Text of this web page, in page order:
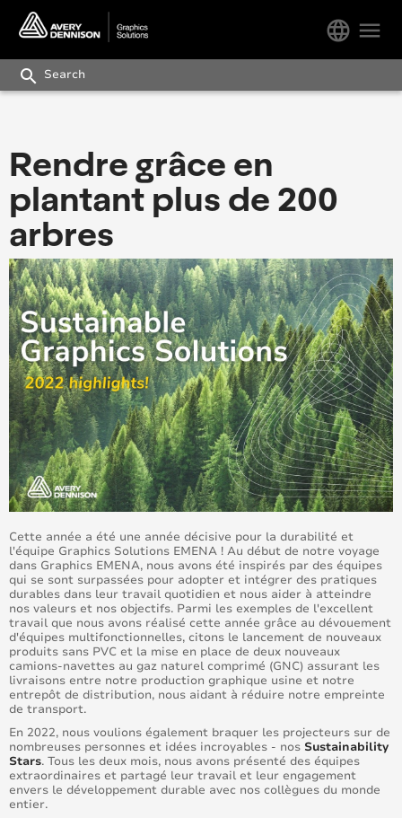
menu
language
search
Rendre grâce en
plantant plus de 200
arbres
Cette année a été une année décisive pour la durabilité et
l'équipe Graphics Solutions EMENA ! Au début de notre voyage
dans Graphics EMENA, nous avons été inspirés par des équipes
qui se sont surpassées pour adopter et intégrer des pratiques
durables dans leur travail quotidien et nous aider à atteindre
nos valeurs et nos objectifs. Parmi les exemples de l'excellent
travail que nous avons réalisé cette année grâce au dévouement
d'équipes multifonctionnelles, citons le lancement de nouveaux
produits sans PVC et la mise en place de deux nouveaux
camions-navettes au gaz naturel comprimé (GNC) assurant les
livraisons entre notre production graphique usine et notre
entrepôt de distribution, nous aidant à réduire notre empreinte
de transport.
En 2022, nous voulions également braquer les projecteurs sur de
nombreuses personnes et idées incroyables - nos Sustainability
Stars. Tous les deux mois, nous avons présenté des équipes
extraordinaires et partagé leur travail et leur engagement
envers le développement durable avec nos collègues du monde
entier.